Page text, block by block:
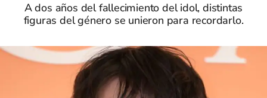
A dos años del fallecimiento del idol, distintas
figuras del género se unieron para recordarlo.